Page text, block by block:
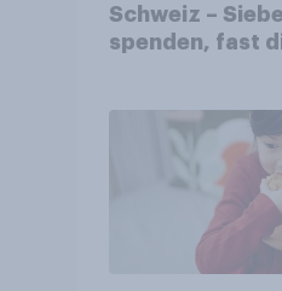
Schweiz –
spenden, fast